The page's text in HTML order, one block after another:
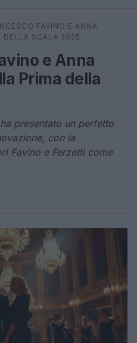
⌕
FAVINO E ANNA
DELLA SCALA 2025
e Anna
Prima della
presentato un perfetto
con la
Favino e Ferzetti come